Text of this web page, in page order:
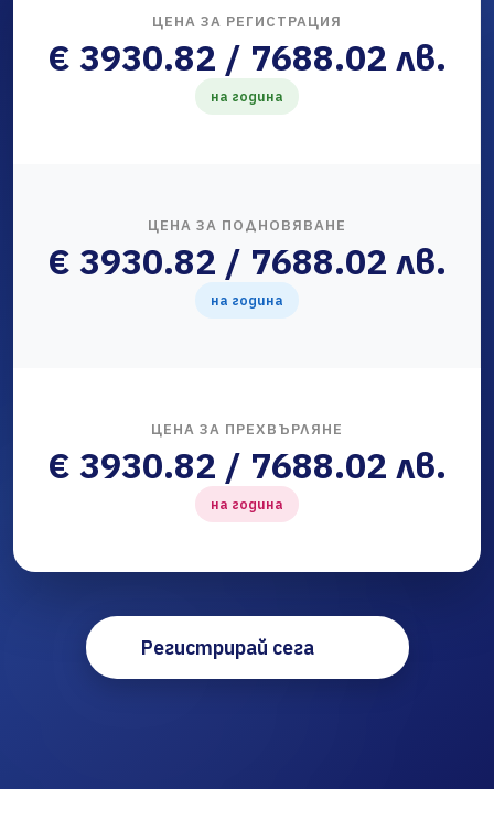
ЦЕНА ЗА РЕГИСТРАЦИЯ
€ 3930.82 / 7688.02 лв.
на година
ЦЕНА ЗА ПОДНОВЯВАНЕ
€ 3930.82 / 7688.02 лв.
на година
ЦЕНА ЗА ПРЕХВЪРЛЯНЕ
€ 3930.82 / 7688.02 лв.
на година
Регистрирай сега